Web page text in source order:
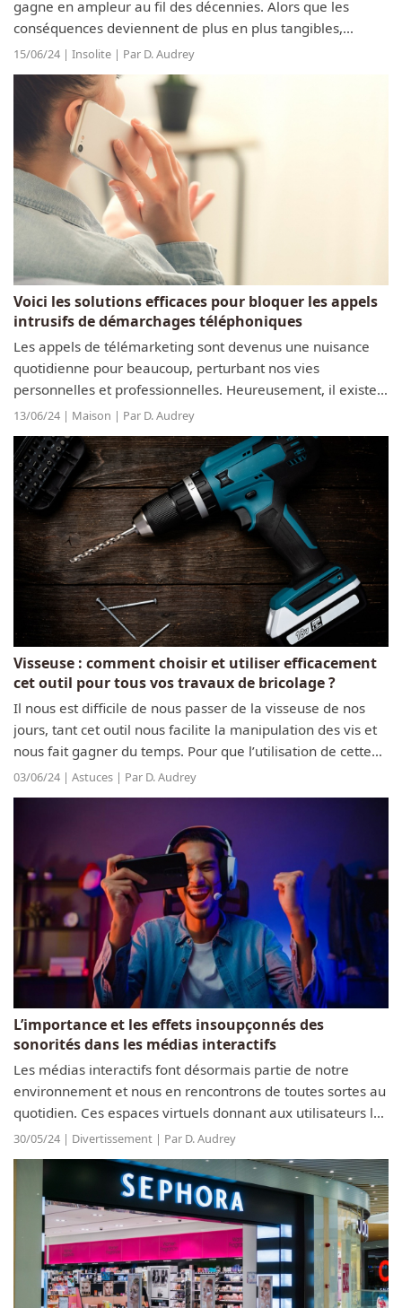
gagne en ampleur au fil des décennies. Alors que les
conséquences deviennent de plus en plus tangibles,
certaines régions de France risquent de devenir
particulièrement inhospitalières d'ici...
15/06/24 | Insolite | Par D. Audrey
Voici les solutions efficaces pour bloquer les appels
intrusifs de démarchages téléphoniques
Les appels de télémarketing sont devenus une nuisance
quotidienne pour beaucoup, perturbant nos vies
personnelles et professionnelles. Heureusement, il existe
des solutions concrètes pour en finir avec ces intrusions
téléphoniques non désirées....
13/06/24 | Maison | Par D. Audrey
Visseuse : comment choisir et utiliser efficacement
cet outil pour tous vos travaux de bricolage ?
Il nous est difficile de nous passer de la visseuse de nos
jours, tant cet outil nous facilite la manipulation des vis et
nous fait gagner du temps. Pour que l’utilisation de cette
machine soit véritablement efficace, il est important de
bien la...
03/06/24 | Astuces | Par D. Audrey
L’importance et les effets insoupçonnés des
sonorités dans les médias interactifs
Les médias interactifs font désormais partie de notre
environnement et nous en rencontrons de toutes sortes au
quotidien. Ces espaces virtuels donnant aux utilisateurs la
possibilité d’en être les acteurs, et pas simplement les
spectateurs,...
30/05/24 | Divertissement | Par D. Audrey